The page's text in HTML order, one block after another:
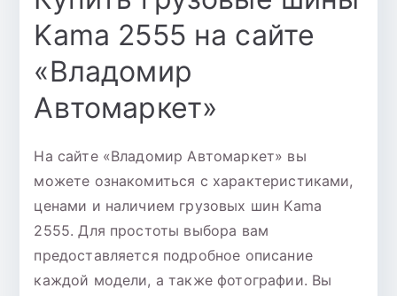
Kama 2555 на сайте
«Владомир
Автомаркет»
На сайте «Владомир Автомаркет» вы
можете ознакомиться с характеристиками,
ценами и наличием грузовых шин Kama
2555. Для простоты выбора вам
предоставляется подробное описание
каждой модели, а также фотографии. Вы